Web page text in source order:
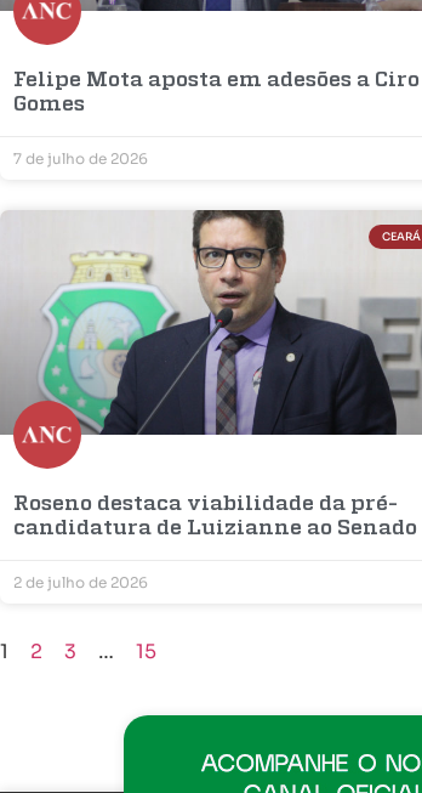
Felipe Mota aposta em adesões a Ciro
Gomes
7 de julho de 2026
CEARÁ
Roseno destaca viabilidade da pré-
candidatura de Luizianne ao Senado
2 de julho de 2026
1 2 3 … 15